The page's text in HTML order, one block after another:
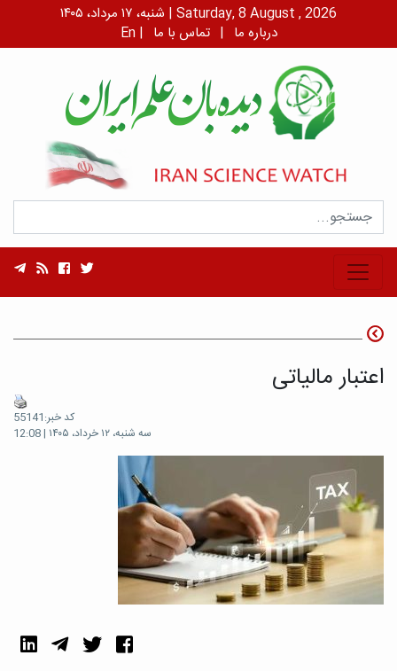
شنبه، ۱۷ مرداد، ۱۴۰۵ | Saturday, 8 August , 2026
En | درباره ما | تماس با ما
اعتبار مالیاتی
کد خبر:55141
سه شنبه، ۱۲ خرداد، ۱۴۰۵ | 12:08